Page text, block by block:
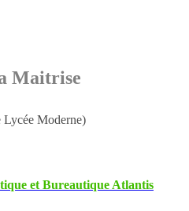
Maitrise
Moderne)
et Bureautique Atlantis